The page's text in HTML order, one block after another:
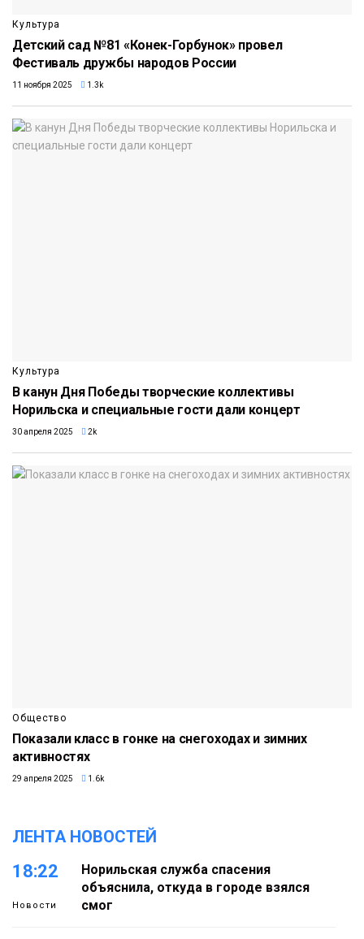
Культура
Детский сад №81 «Конек-Горбунок» провел
Фестиваль дружбы народов России
11 ноября 2025 1.3k
Культура
В канун Дня Победы творческие коллективы
Норильска и специальные гости дали концерт
30 апреля 2025 2k
Общество
Показали класс в гонке на снегоходах и зимних
активностях
29 апреля 2025 1.6k
ЛЕНТА НОВОСТЕЙ
18:22
Новости
Норильская служба спасения
объяснила, откуда в городе взялся
смог